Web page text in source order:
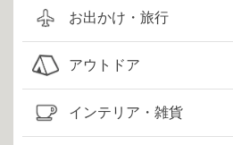
お出かけ・旅行
アウトドア
インテリア・雑貨